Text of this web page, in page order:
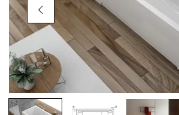
KABINOK – TÁLCÁK
TOVÁBBI TERMÉKEK
BEMUTATÓTERMÜNK KÉPEKBEN
AKCIÓS TERMÉKEK